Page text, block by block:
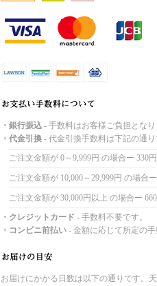
・銀行振込 - 手数料はお客様ご負担となり
・代金引換 - 代金引換手数料は下記の通り
ご注文金額が 0～9,999円 の場合ー 330円
ご注文金額が 10,000～29,999円 の場合
ご注文金額が 30,000円以上 の場合ー
・クレジットカード - 手数料不要です。
・コンビニ前払い - 金額に応じて所定の手
お届けにかかる日数は以下の通りです。